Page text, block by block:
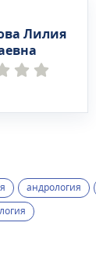
Лилия
андрология